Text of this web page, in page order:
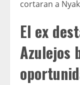
cortaran a
El ex
Azulejos